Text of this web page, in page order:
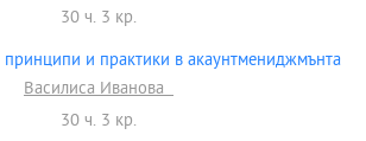
30 ч. 3 кр.
и практики в акаунтмениджмънта
Василиса Иванова
30 ч. 3 кр.